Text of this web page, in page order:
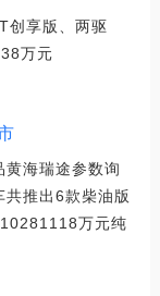
创享版、两驱
万元
黄海瑞途参数询
共推出6款柴油版
万元纯